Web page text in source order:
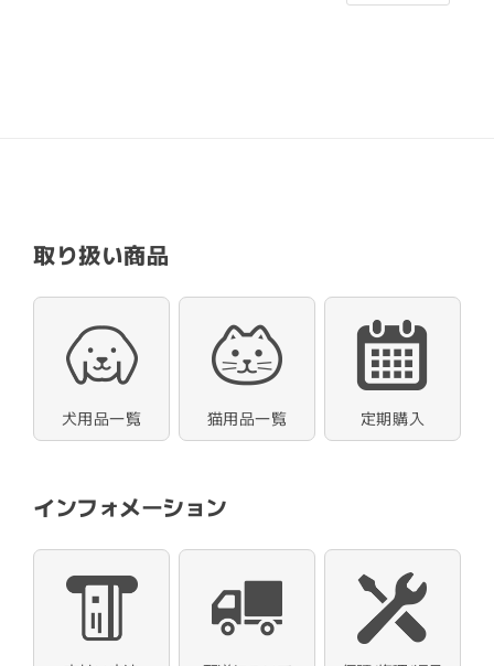
取り扱い商品
犬用品一覧 猫用品一覧 定期購入
インフォメーション